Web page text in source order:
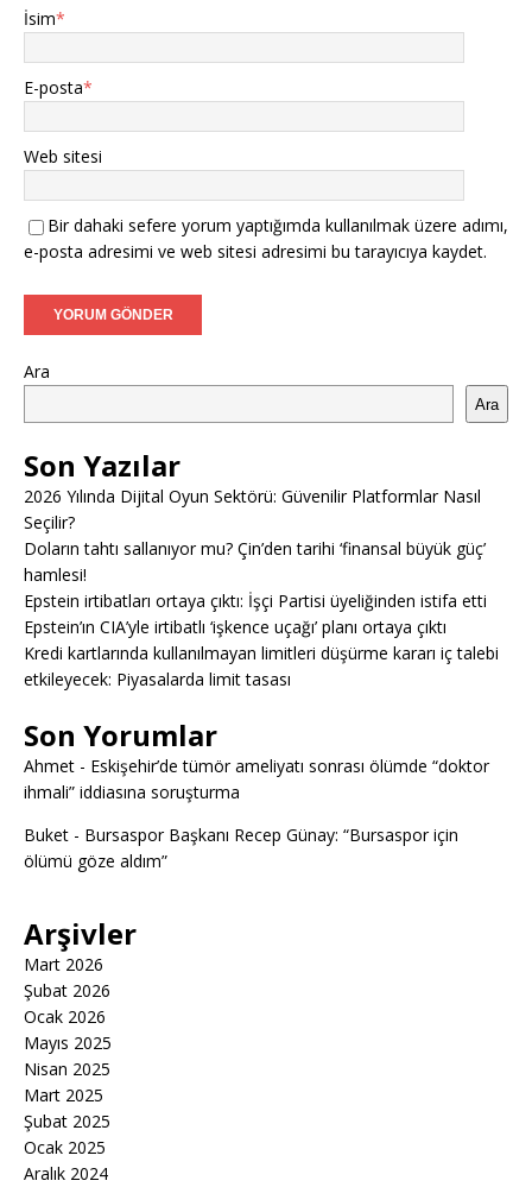
İsim*
E-posta*
Web sitesi
Bir dahaki sefere yorum yaptığımda kullanılmak üzere adımı,
e-posta adresimi ve web sitesi adresimi bu tarayıcıya kaydet.
Ara
Ara
Son Yazılar
2026 Yılında Dijital Oyun Sektörü: Güvenilir Platformlar Nasıl
Seçilir?
Doların tahtı sallanıyor mu? Çin’den tarihi ‘finansal büyük güç’
hamlesi!
Epstein irtibatları ortaya çıktı: İşçi Partisi üyeliğinden istifa etti
Epstein’ın CIA’yle irtibatlı ‘işkence uçağı’ planı ortaya çıktı
Kredi kartlarında kullanılmayan limitleri düşürme kararı iç talebi
etkileyecek: Piyasalarda limit tasası
Son Yorumlar
Ahmet - Eskişehir’de tümör ameliyatı sonrası ölümde “doktor
ihmali” iddiasına soruşturma
Buket - Bursaspor Başkanı Recep Günay: “Bursaspor için
ölümü göze aldım”
Arşivler
Mart 2026
Şubat 2026
Ocak 2026
Mayıs 2025
Nisan 2025
Mart 2025
Şubat 2025
Ocak 2025
Aralık 2024